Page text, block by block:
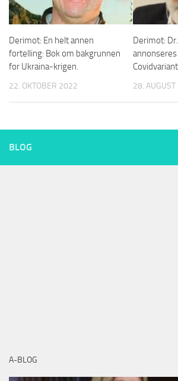
Derimot: En helt annen
fortelling: Bok om bakgrunnen
for Ukraina-krigen.
22. OKTOBER 2022
Derimot:
annonseres
28.
BLOG
A-BLOG